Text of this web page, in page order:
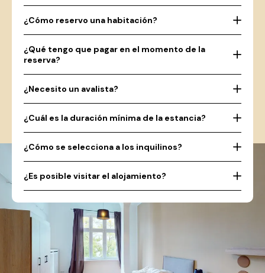
¿Cómo reservo una habitación?
¿Qué tengo que pagar en el momento de la
reserva?
¿Necesito un avalista?
¿Cuál es la duración mínima de la estancia?
¿Cómo se selecciona a los inquilinos?
¿Es posible visitar el alojamiento?